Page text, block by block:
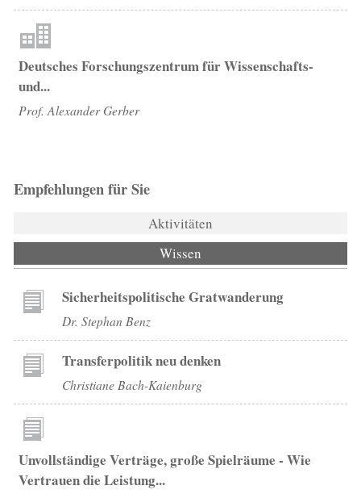
Deutsches Forschungszentrum für Wissenschafts-
und...
Prof. Alexander Gerber
Empfehlungen für Sie
Aktivitäten
Wissen
Sicherheitspolitische Gratwanderung
Dr. Stephan Benz
Transferpolitik neu denken
Christiane Bach-Kaienburg
Unvollständige Verträge, große Spielräume - Wie
Vertrauen die Leistung...